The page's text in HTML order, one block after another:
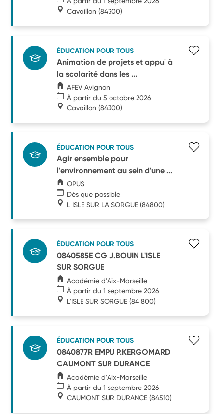
Cavaillon (84300)
ÉDUCATION POUR TOUS
Animation de projets et appui à
la scolarité dans les ...
AFEV Avignon
À partir du 5 octobre 2026
Cavaillon (84300)
ÉDUCATION POUR TOUS
Agir ensemble pour
l'environnement au sein d'une ...
OPUS
Dès que possible
L ISLE SUR LA SORGUE (84800)
ÉDUCATION POUR TOUS
0840585E CG J.BOUIN L'ISLE
SUR SORGUE
Académie d'Aix-Marseille
À partir du 1 septembre 2026
L'ISLE SUR SORGUE (84 800)
ÉDUCATION POUR TOUS
0840877R EMPU P.KERGOMARD
CAUMONT SUR DURANCE
Académie d'Aix-Marseille
À partir du 1 septembre 2026
CAUMONT SUR DURANCE (84510)